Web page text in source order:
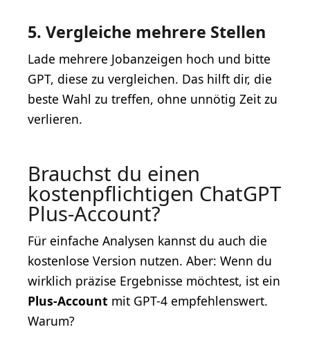
5. Vergleiche mehrere Stellen
Lade mehrere Jobanzeigen hoch und bitte
GPT, diese zu vergleichen. Das hilft dir, die
beste Wahl zu treffen, ohne unnötig Zeit zu
verlieren.
Brauchst du einen
kostenpflichtigen ChatGPT
Plus-Account?
Für einfache Analysen kannst du auch die
kostenlose Version nutzen. Aber: Wenn du
wirklich präzise Ergebnisse möchtest, ist ein
Plus-Account mit GPT-4 empfehlenswert.
Warum?